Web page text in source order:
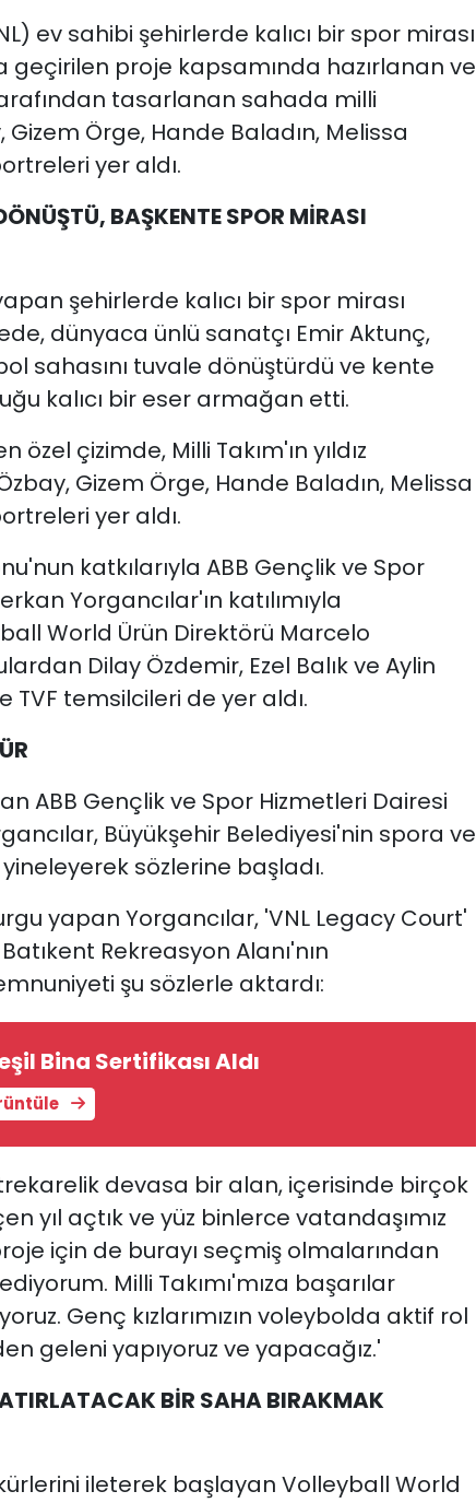
ev sahibi şehirlerde kalıcı bir spor mirası
geçirilen proje kapsamında hazırlanan ve
tasarlanan sahada milli
Örge, Hande Baladın, Melissa
yer aldı.
BAŞKENTE SPOR MİRASI
şehirlerde kalıcı bir spor mirası
dünyaca ünlü sanatçı Emir Aktunç,
sahasını tuvale dönüştürdü ve kente
kalıcı bir eser armağan etti.
çizimde, Milli Takım'ın yıldız
Gizem Örge, Hande Baladın, Melissa
yer aldı.
katkılarıyla ABB Gençlik ve Spor
Yorgancılar'ın katılımıyla
World Ürün Direktörü Marcelo
Dilay Özdemir, Ezel Balık ve Aylin
temsilcileri de yer aldı.
ABB Gençlik ve Spor Hizmetleri Dairesi
Büyükşehir Belediyesi'nin spora ve
sözlerine başladı.
yapan Yorgancılar, 'VNL Legacy Court'
Rekreasyon Alanı'nın
şu sözlerle aktardı:
Bina Sertifikası Aldı
devasa bir alan, içerisinde birçok
yıl açtık ve yüz binlerce vatandaşımız
için de burayı seçmiş olmalarından
Milli Takımı'mıza başarılar
Genç kızlarımızın voleybolda aktif rol
geleni yapıyoruz ve yapacağız.'
BİR SAHA BIRAKMAK
ileterek başlayan Volleyball World